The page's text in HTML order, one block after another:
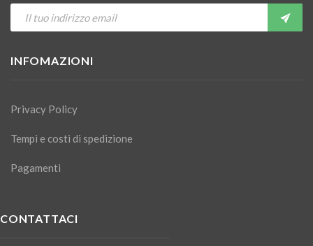
INFOMAZIONI
Privacy Policy
Tempi e costi di spedizione
Pagamenti
CONTATTACI